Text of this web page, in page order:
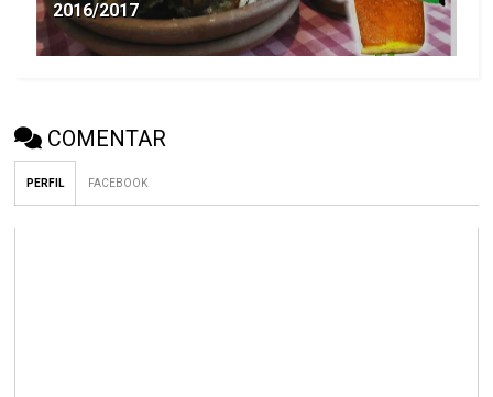
2016/2017
COMENTAR
PERFIL FACEBOOK